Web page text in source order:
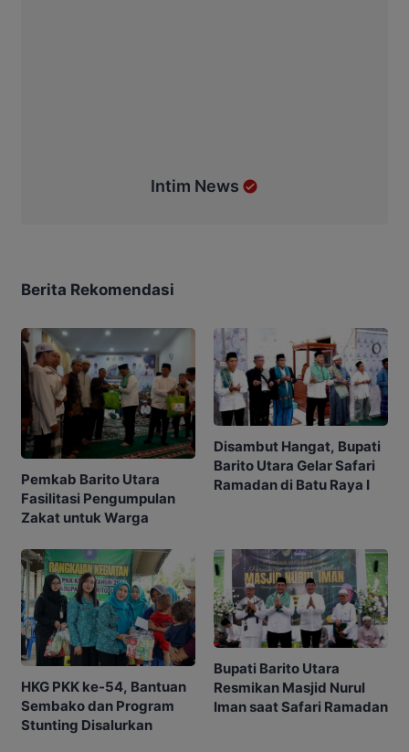
Intim News
Berita Rekomendasi
Pemkab Barito Utara
Fasilitasi Pengumpulan
Zakat untuk Warga
Disambut Hangat, Bupati
Barito Utara Gelar Safari
Ramadan di Batu Raya I
HKG PKK ke-54, Bantuan
Sembako dan Program
Stunting Disalurkan
Bupati Barito Utara
Resmikan Masjid Nurul
Iman saat Safari Ramadan